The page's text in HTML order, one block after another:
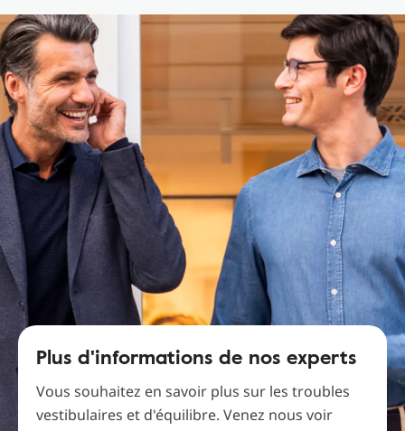
Plus d'informations de nos experts
Vous souhaitez en savoir plus sur les troubles
vestibulaires et d'équilibre. Venez nous voir